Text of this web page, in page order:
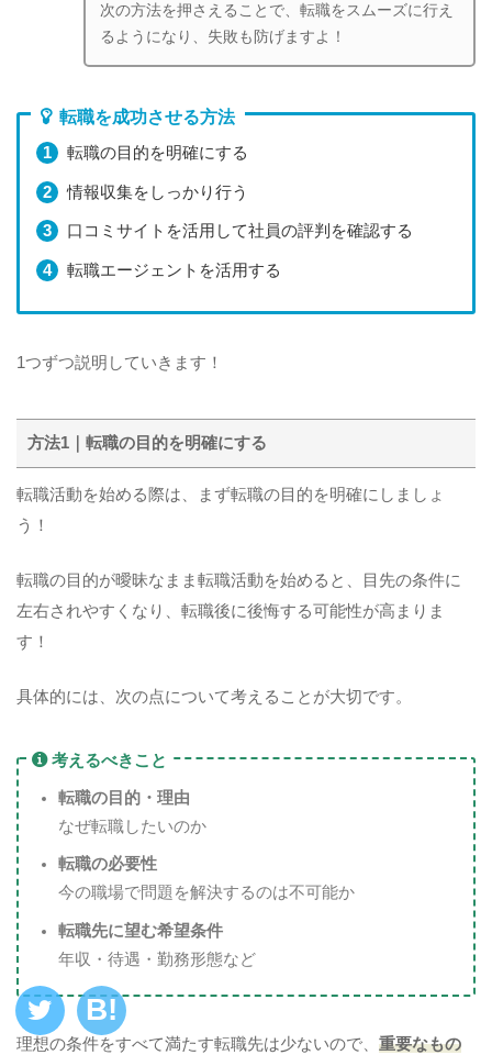
次の方法を押さえることで、転職をスムーズに行え
るようになり、失敗も防げますよ！
転職を成功させる方法
転職の目的を明確にする
情報収集をしっかり行う
口コミサイトを活用して社員の評判を確認する
転職エージェントを活用する
1つずつ説明していきます！
方法1｜転職の目的を明確にする
転職活動を始める際は、まず転職の目的を明確にしましょ
う！
転職の目的が曖昧なまま転職活動を始めると、目先の条件に
左右されやすくなり、転職後に後悔する可能性が高まりま
す！
具体的には、次の点について考えることが大切です。
考えるべきこと
転職の目的・理由
なぜ転職したいのか
転職の必要性
今の職場で問題を解決するのは不可能か
転職先に望む希望条件
年収・待遇・勤務形態など
理想の条件をすべて満たす転職先は少ないので、 重要なもの